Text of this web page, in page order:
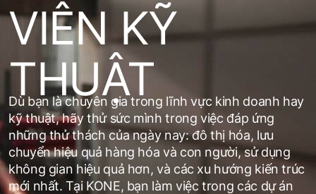
VIÊN KỸ
THUẬT
Dù bạn là chuyên gia trong lĩnh vực kinh doanh hay
kỹ thuật, hãy thử sức mình trong việc đáp ứng
những thử thách của ngày nay: đô thị hóa, lưu
chuyển hiệu quả hàng hóa và con người, sử dụng
không gian hiệu quả hơn, và các xu hướng kiến trúc
mới nhất. Tại KONE, bạn làm việc trong các dự án